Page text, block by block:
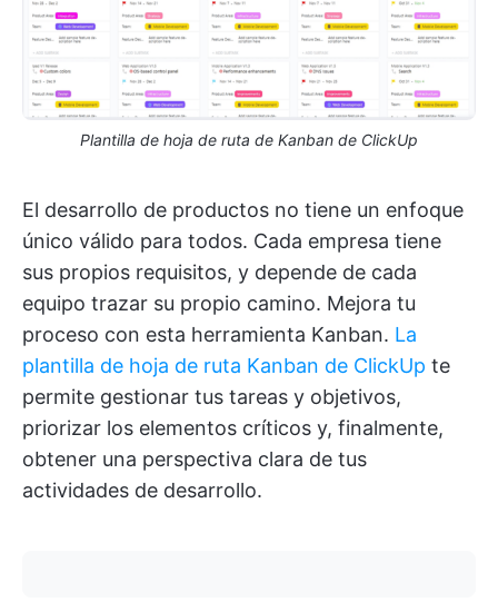
Plantilla de hoja de ruta de Kanban de ClickUp
El desarrollo de productos no tiene un enfoque
único válido para todos. Cada empresa tiene
sus propios requisitos, y depende de cada
equipo trazar su propio camino. Mejora tu
proceso con esta herramienta Kanban. La
plantilla de hoja de ruta Kanban de ClickUp te
permite gestionar tus tareas y objetivos,
priorizar los elementos críticos y, finalmente,
obtener una perspectiva clara de tus
actividades de desarrollo.